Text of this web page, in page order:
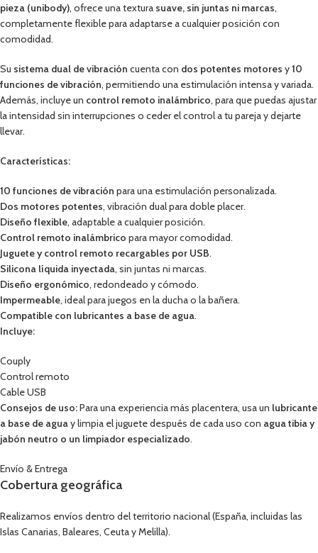
pieza (unibody), ofrece una textura suave, sin juntas ni marcas,
completamente flexible para adaptarse a cualquier posición con
comodidad.
Su sistema dual de vibración cuenta con dos potentes motores y10
funciones de vibración, permitiendo una estimulación intensa y variada.
Además, incluye un control remoto inalámbrico, para que puedas ajustar
la intensidad sin interrupciones o ceder el control a tu pareja y dejarte
llevar.
Características:
10 funciones de vibración para una estimulación personalizada.
Dos motores potentes, vibración dual para doble placer.
Diseño flexible, adaptable a cualquier posición.
Control remoto inalámbrico para mayor comodidad.
Juguete y control remoto recargables por USB.
Silicona líquida inyectada, sin juntas ni marcas.
Diseño ergonómico, redondeado y cómodo.
Impermeable, ideal para juegos en la ducha o la bañera.
Compatible con lubricantes a base de agua.
Incluye:
Couply
Control remoto
Cable USB
Consejos de uso:Para una experiencia más placentera, usa un lubricante
a base de aguay limpia el juguete después de cada uso con agua tibia y
jabón neutro o un limpiador especializado.
Envío & Entrega
Cobertura geográfica
Realizamos envíos dentro del territorio nacional (España, incluidas las
Islas Canarias, Baleares, Ceuta y Melilla).